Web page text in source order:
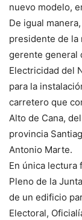
nuevo modelo,
De igual
presidente de la
gerente general
Electricidad del
para la
carretero que
Alto de Cana,
provincia
Antonio Marte.
En única lectura
Pleno de la
de un edificio
Electoral,